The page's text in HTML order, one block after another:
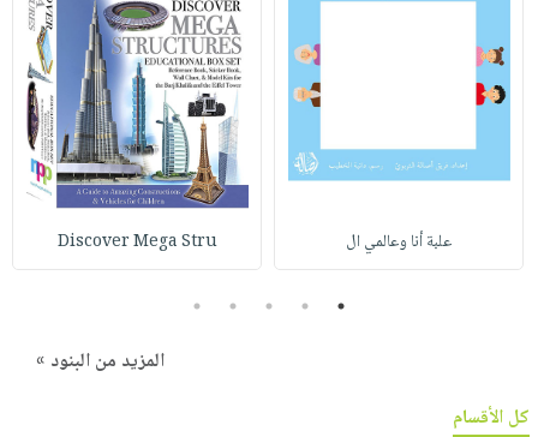
علبة أنا وعالمي ال Discover Mega Stru
1
2
3
4
5
المزيد من البنود »
كل الأقسام